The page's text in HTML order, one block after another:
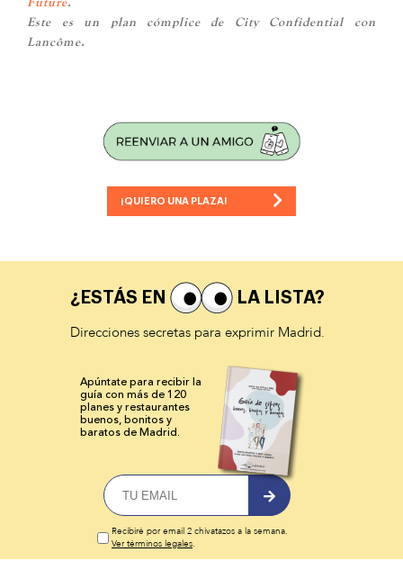
Este es un plan cómplice de City Confidential con
Lancôme.
¡QUIERO UNA PLAZA!
¿ESTÁS EN
LA LISTA?
Direcciones secretas para exprimir Madrid.
Apúntate para recibir la
guía con más de 120
planes y restaurantes
buenos, bonitos y
baratos de Madrid.
Recibiré por email 2 chivatazos a la semana.
Ver términos legales.